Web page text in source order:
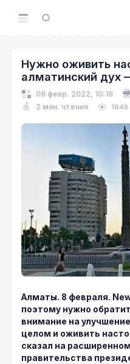
Нужно оживить
алматинский дух
08 февр. 2022, 10:18
2 мин. чтения
1648
Алматы. 8 февраля.
поэтому нужно
внимание на
целом и оживить
сказал на
правительства